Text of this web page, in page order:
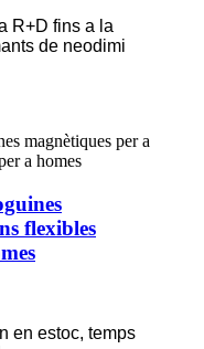
R+D fins a la
de neodimi
flexibles
en estoc, temps